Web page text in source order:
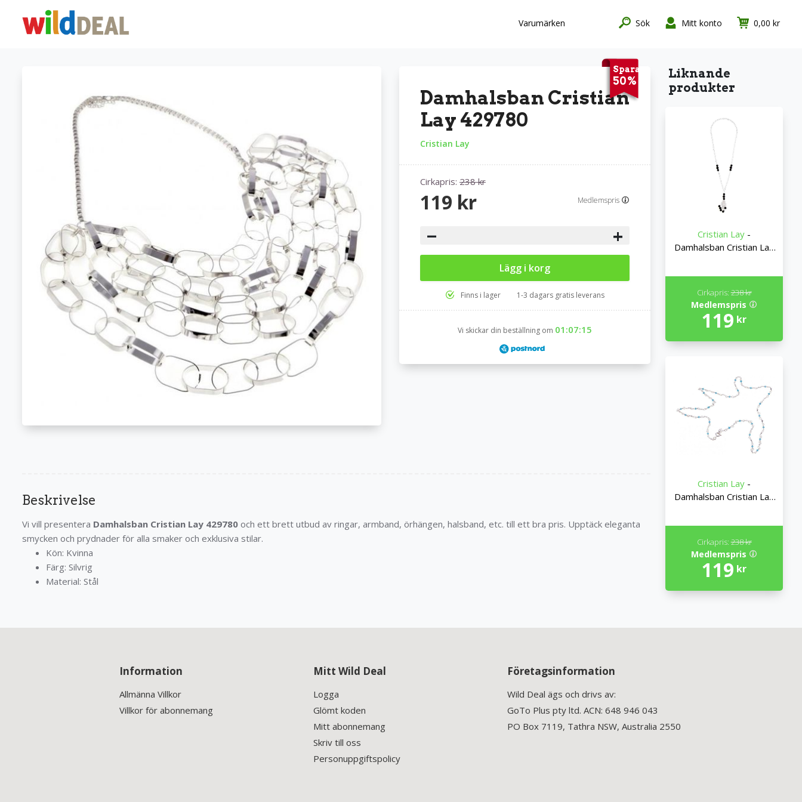
Varumärken Sök Mitt konto 0,00 kr
Spara
50%
Damhalsban Cristian
Lay 429780
Cristian Lay
Cirkapris: 238 kr
Medlemspris
119 kr
− +
Lägg i korg
Finns i lager 1-3 dagars gratis leverans
Vi skickar din beställning om 01:07:14
Beskrivelse
Vi vill presentera Damhalsban Cristian Lay 429780 och ett brett utbud av ringar, armband, örhängen, halsband, etc. till ett bra pris. Upptäck eleganta
smycken och prydnader för alla smaker och exklusiva stilar.
Kön: Kvinna
Färg: Silvrig
Material: Stål
Liknande
produkter
Cristian Lay -
Damhalsban Cristian Lay
Medlemspris
119 kr
Cirkapris:238 kr
Cristian Lay -
Damhalsban Cristian Lay
Medlemspris
119 kr
Cirkapris:238 kr
Information
Allmänna Villkor
Villkor för abonnemang
Mitt Wild Deal
Logga
Glömt koden
Mitt abonnemang
Skriv till oss
Personuppgiftspolicy
Företagsinformation
Wild Deal ägs och drivs av:
GoTo Plus pty ltd. ACN: 648 946 043
PO Box 7119, Tathra NSW, Australia 2550